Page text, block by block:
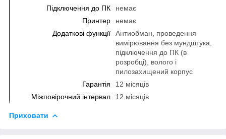
Підключення до ПК
немає
Принтер
немає
Додаткові функції
Антиобман, проведення
вимірювання без мундштука,
підключення до ПК (в
розробці), волого і
пилозахищений корпус
Гарантія
12 місяців
Міжповірочний інтервал
12 місяців
Приховати